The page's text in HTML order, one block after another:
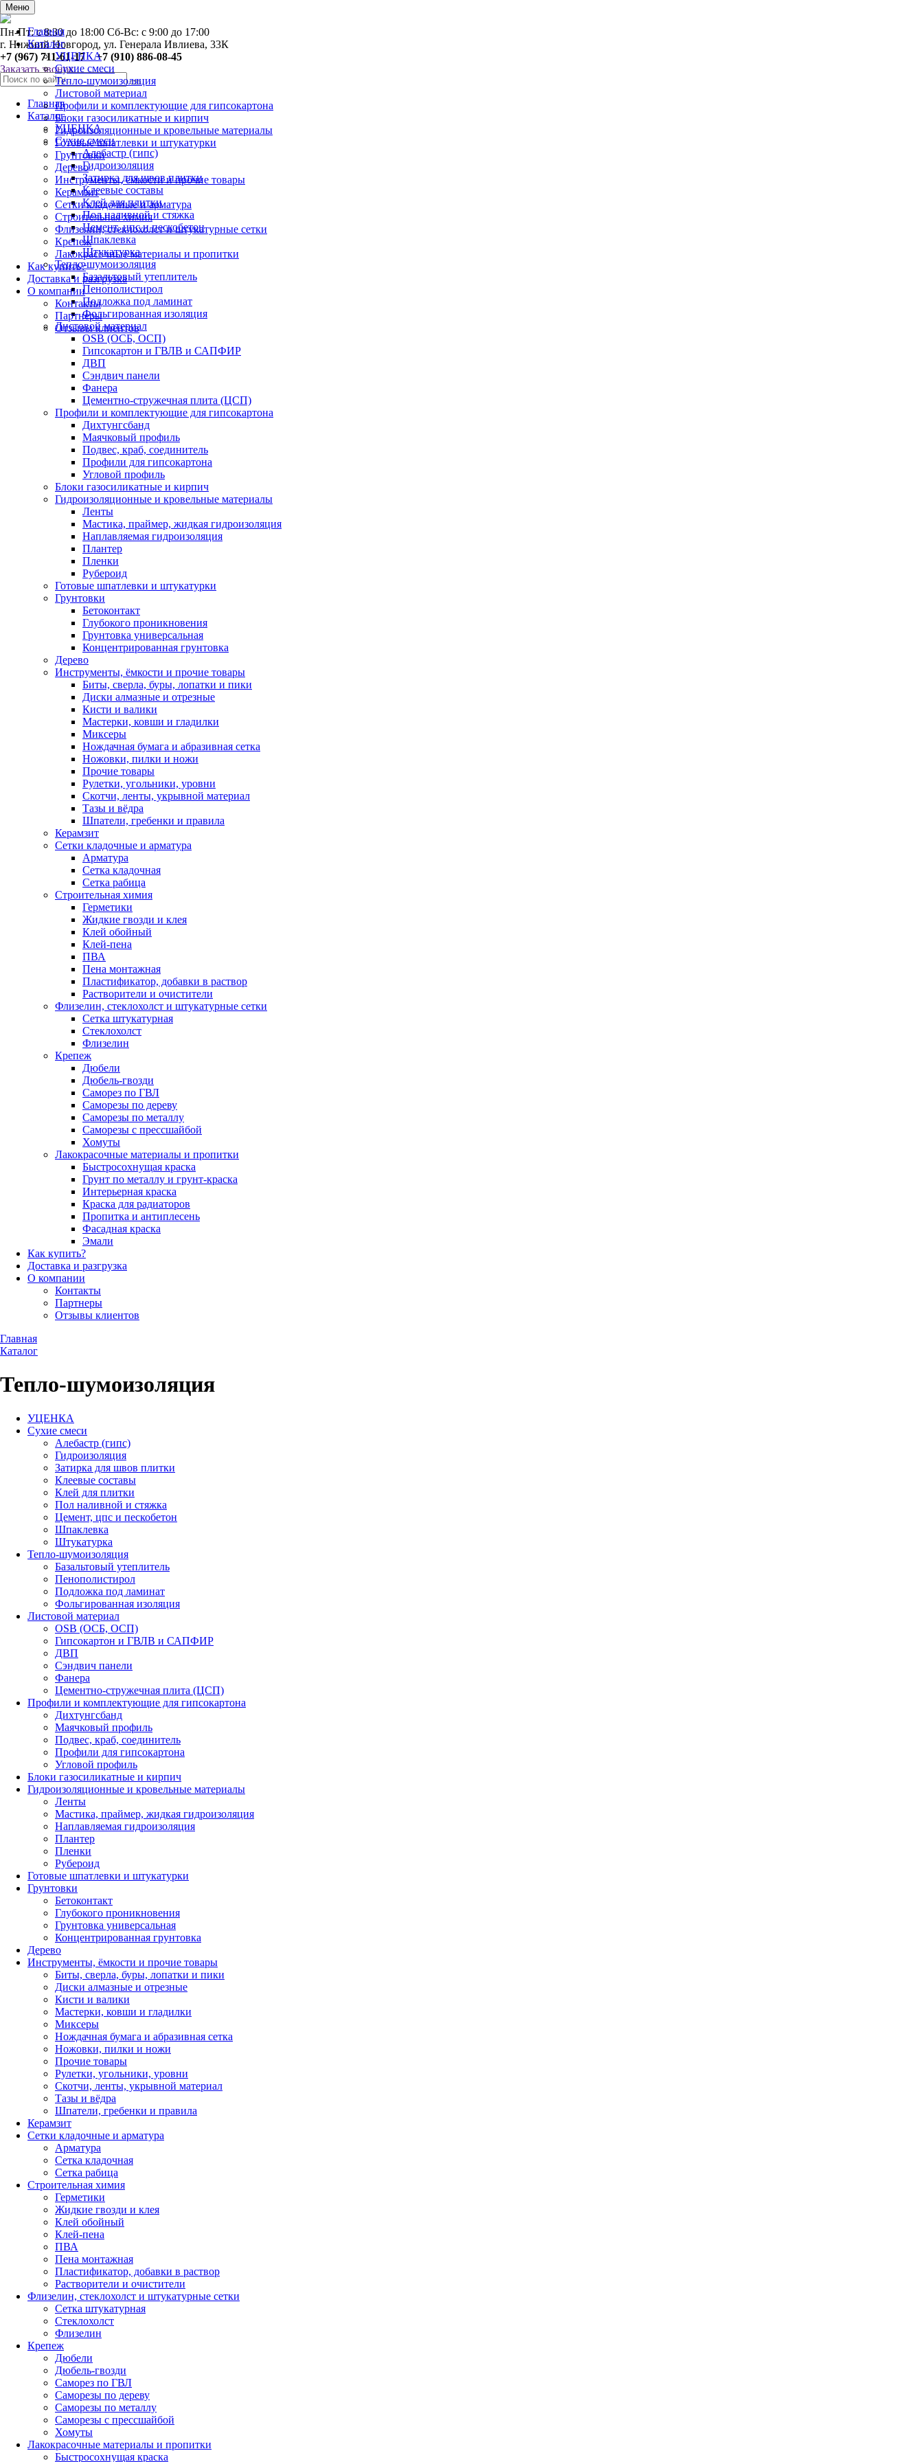
Меню
Главная
Каталог
УЦЕНКА
Сухие смеси
Тепло-шумоизоляция
Листовой материал
Профили и комплектующие для гипсокартона
Блоки газосиликатные и кирпич
Гидроизоляционные и кровельные материалы
Готовые шпатлевки и штукатурки
Грунтовки
Дерево
Инструменты, ёмкости и прочие товары
Керамзит
Сетки кладочные и арматура
Строительная химия
Флизелин, стеклохолст и штукатурные сетки
Крепеж
Лакокрасочные материалы и пропитки
Как купить?
Доставка и разгрузка
О компании
Контакты
Партнеры
Отзывы клиентов
0
Пн-Пт: с 8:30 до 18:00 Сб-Вс: с 9:00 до 17:00
г. Нижний Новгород, ул. Генерала Ивлиева, 33К
+7 (967) 711-61-17 +7 (910) 886-08-45
Заказать звонок
Главная
Каталог
УЦЕНКА
Сухие смеси
Алебастр (гипс)
Гидроизоляция
Затирка для швов плитки
Клеевые составы
Клей для плитки
Пол наливной и стяжка
Цемент, цпс и пескобетон
Шпаклевка
Штукатурка
Тепло-шумоизоляция
Базальтовый утеплитель
Пенополистирол
Подложка под ламинат
Фольгированная изоляция
Листовой материал
OSB (ОСБ, ОСП)
Гипсокартон и ГВЛВ и САПФИР
ДВП
Сэндвич панели
Фанера
Цементно-стружечная плита (ЦСП)
Профили и комплектующие для гипсокартона
Дихтунгсбанд
Маячковый профиль
Подвес, краб, соединитель
Профили для гипсокартона
Угловой профиль
Блоки газосиликатные и кирпич
Гидроизоляционные и кровельные материалы
Ленты
Мастика, праймер, жидкая гидроизоляция
Наплавляемая гидроизоляция
Плантер
Пленки
Рубероид
Готовые шпатлевки и штукатурки
Грунтовки
Бетоконтакт
Глубокого проникновения
Грунтовка универсальная
Концентрированная грунтовка
Дерево
Инструменты, ёмкости и прочие товары
Биты, сверла, буры, лопатки и пики
Диски алмазные и отрезные
Кисти и валики
Мастерки, ковши и гладилки
Миксеры
Нождачная бумага и абразивная сетка
Ножовки, пилки и ножи
Прочие товары
Рулетки, угольники, уровни
Скотчи, ленты, укрывной материал
Тазы и вёдра
Шпатели, гребенки и правила
Керамзит
Сетки кладочные и арматура
Арматура
Сетка кладочная
Сетка рабица
Строительная химия
Герметики
Жидкие гвозди и клея
Клей обойный
Клей-пена
ПВА
Пена монтажная
Пластификатор, добавки в раствор
Растворители и очистители
Флизелин, стеклохолст и штукатурные сетки
Сетка штукатурная
Стеклохолст
Флизелин
Крепеж
Дюбели
Дюбель-гвозди
Саморез по ГВЛ
Саморезы по дереву
Саморезы по металлу
Саморезы с прессшайбой
Хомуты
Лакокрасочные материалы и пропитки
Быстросохнущая краска
Грунт по металлу и грунт-краска
Интерьерная краска
Краска для радиаторов
Пропитка и антиплесень
Фасадная краска
Эмали
Как купить?
Доставка и разгрузка
О компании
Контакты
Партнеры
Отзывы клиентов
Главная
Каталог
Тепло-шумоизоляция
УЦЕНКА
Сухие смеси
Алебастр (гипс)
Гидроизоляция
Затирка для швов плитки
Клеевые составы
Клей для плитки
Пол наливной и стяжка
Цемент, цпс и пескобетон
Шпаклевка
Штукатурка
Тепло-шумоизоляция
Базальтовый утеплитель
Пенополистирол
Подложка под ламинат
Фольгированная изоляция
Листовой материал
OSB (ОСБ, ОСП)
Гипсокартон и ГВЛВ и САПФИР
ДВП
Сэндвич панели
Фанера
Цементно-стружечная плита (ЦСП)
Профили и комплектующие для гипсокартона
Дихтунгсбанд
Маячковый профиль
Подвес, краб, соединитель
Профили для гипсокартона
Угловой профиль
Блоки газосиликатные и кирпич
Гидроизоляционные и кровельные материалы
Ленты
Мастика, праймер, жидкая гидроизоляция
Наплавляемая гидроизоляция
Плантер
Пленки
Рубероид
Готовые шпатлевки и штукатурки
Грунтовки
Бетоконтакт
Глубокого проникновения
Грунтовка универсальная
Концентрированная грунтовка
Дерево
Инструменты, ёмкости и прочие товары
Биты, сверла, буры, лопатки и пики
Диски алмазные и отрезные
Кисти и валики
Мастерки, ковши и гладилки
Миксеры
Нождачная бумага и абразивная сетка
Ножовки, пилки и ножи
Прочие товары
Рулетки, угольники, уровни
Скотчи, ленты, укрывной материал
Тазы и вёдра
Шпатели, гребенки и правила
Керамзит
Сетки кладочные и арматура
Арматура
Сетка кладочная
Сетка рабица
Строительная химия
Герметики
Жидкие гвозди и клея
Клей обойный
Клей-пена
ПВА
Пена монтажная
Пластификатор, добавки в раствор
Растворители и очистители
Флизелин, стеклохолст и штукатурные сетки
Сетка штукатурная
Стеклохолст
Флизелин
Крепеж
Дюбели
Дюбель-гвозди
Саморез по ГВЛ
Саморезы по дереву
Саморезы по металлу
Саморезы с прессшайбой
Хомуты
Лакокрасочные материалы и пропитки
Быстросохнущая краска